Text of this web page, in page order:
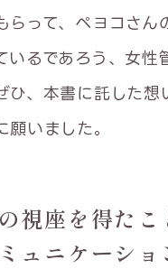
らって、ペヨコさん
いるであろう、女性
ひ、本書に託した想
いました。
視座を得たこ
ュニケーショ